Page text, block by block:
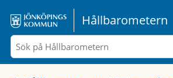
Gå direkt till sidans innehåll
Hållbarometern